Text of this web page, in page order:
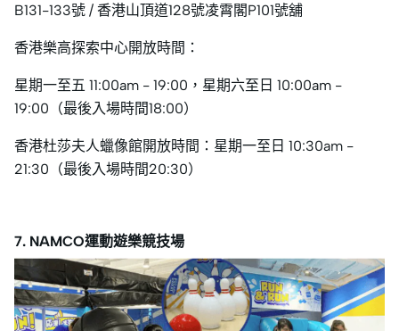
B131-133號 / 香港山頂道128號凌霄閣P101號舖
香港樂高探索中心開放時間：
星期一至五 11:00am - 19:00，星期六至日 10:00am -
19:00（最後入場時間18:00）
香港杜莎夫人蠟像館開放時間：星期一至日 10:30am -
21:30（最後入場時間20:30）
7. NAMCO運動遊樂競技場